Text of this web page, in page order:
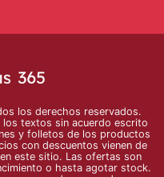
los derechos reservados.
textos sin acuerdo escrito
y folletos de los productos
con descuentos vienen de
este sitio. Las ofertas son
o hasta agotar stock.